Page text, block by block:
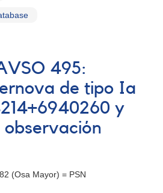
495:
de tipo Ia
y
observación
(Osa Mayor) = PSN